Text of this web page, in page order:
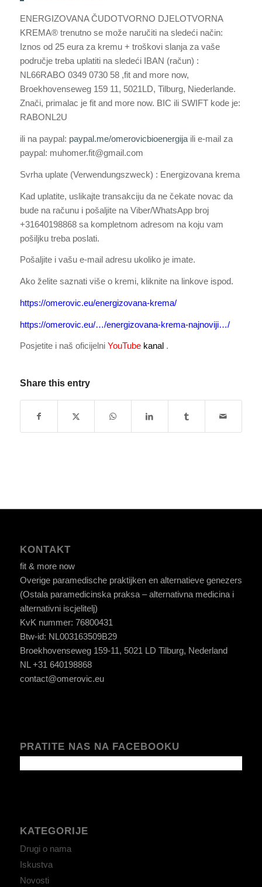
ENERGIZOVANA ČUDOTVORNO DJELOTVORNA
KREMA® trenutno se može naručiti na sledeći način:
Iznos od 25 eura za kremu + troškovi slanja za vaše
područje treba uplatiti na sledeći IBAN (račun) :
NL66RABO 0349 0730 58 ,fit and more now,
Broekhovenseweg 159 11, 5021LD, Tilburg, Niederlande.
Znači, primalac je fit and more now. BIC ili SWIFT kode je:
RABONL2U
ili na paypal: paypal.me/omerovicbioenergijaili e-mail za
paypal: muhomer.fit@gmail.com
Svrha uplate (Verwendungszweck) : Energizovana krema
Kad uplatite, uslikajte transakciju da ne čekate novac da
bude na računu i pošaljite na Viber/WhatsApp broj
+31640198868 sa kompletnom adresom na koju vam
pošiljku treba poslati.
Pošaljite i vašu e-mail adresu ukoliko je imate.
Ako želite saznati više o kremi, kliknite na linkove ispod.
https://omerovic.eu/energizovana-krema/
https://omerovic.eu/…/energizovana-krema-najnoviji…/
Posjetite i naš oficijelni YouTube kanal.
Share this entry
KONTAKT
fit & more now
Overige paramedische praktijken en alternatieve genezers
(Ostala paramedicinska praksa – alternativna medicina i
alternativni iscjelitelj)
KvK nummer: 76800431
Btw-id: NL003163509B29
Broekhovenseweg 159-11, 5021 LD Tilburg, Nederland
NL +31 640198868
contact@omerovic.eu
PRATITE NAS NA FACEBOOKU
KATEGORIJE
Drugi o nama
Iskustva
Novosti